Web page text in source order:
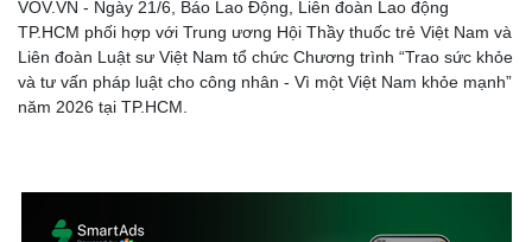
VOV.VN - Ngày 21/6, Báo Lao Động, Liên đoàn Lao động
TP.HCM phối hợp với Trung ương Hội Thầy thuốc trẻ Việt Nam và
Liên đoàn Luật sư Việt Nam tổ chức Chương trình “Trao sức khỏe
và tư vấn pháp luật cho công nhân - Vì một Việt Nam khỏe mạnh”
năm 2026 tại TP.HCM.